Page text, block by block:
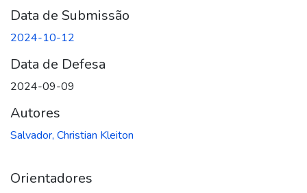
Data de Submissão
2024-10-12
Data de Defesa
2024-09-09
Autores
Salvador, Christian Kleiton
Orientadores